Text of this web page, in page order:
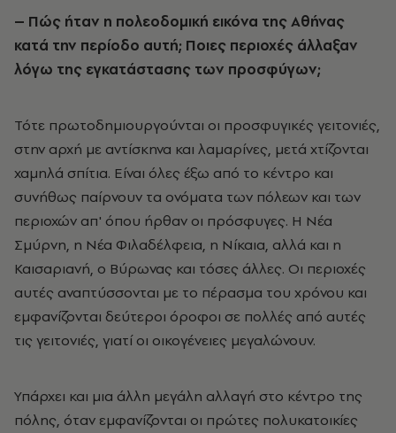
– Πώς ήταν η πολεοδομική εικόνα της Αθήνας
κατά την περίοδο αυτή; Ποιες περιοχές άλλαξαν
λόγω της εγκατάστασης των προσφύγων;
Τότε πρωτοδημιουργούνται οι προσφυγικές γειτονιές,
στην αρχή με αντίσκηνα και λαμαρίνες, μετά χτίζονται
χαμηλά σπίτια. Είναι όλες έξω από το κέντρο και
συνήθως παίρνουν τα ονόματα των πόλεων και των
περιοχών απ' όπου ήρθαν οι πρόσφυγες. Η Νέα
Σμύρνη, η Νέα Φιλαδέλφεια, η Νίκαια, αλλά και η
Καισαριανή, ο Βύρωνας και τόσες άλλες. Οι περιοχές
αυτές αναπτύσσονται με το πέρασμα του χρόνου και
εμφανίζονται δεύτεροι όροφοι σε πολλές από αυτές
τις γειτονιές, γιατί οι οικογένειες μεγαλώνουν.
Υπάρχει και μια άλλη μεγάλη αλλαγή στο κέντρο της
πόλης, όταν εμφανίζονται οι πρώτες πολυκατοικίες